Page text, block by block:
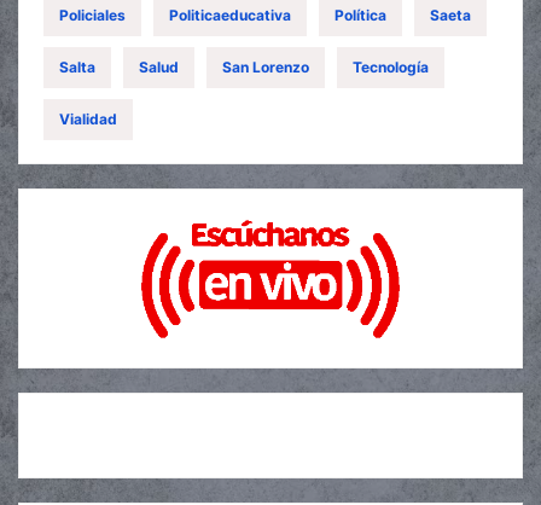
Policiales Politicaeducativa Política Saeta
Salta Salud San Lorenzo Tecnología
Vialidad